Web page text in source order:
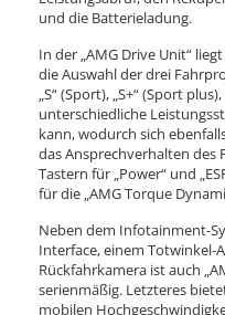
und die Batterieladung.
In der „AMG Drive Unit“
die Auswahl der drei
„S“ (Sport), „S+“ (Sport
unterschiedliche
kann, wodurch sich
das Ansprechverhalten des
Tastern für „Power“ und
für die „AMG Torque
Neben dem Infotainment-
Interface, einem Totwinkel-
Rückfahrkamera ist auch
serienmäßig. Letzteres
mobilen